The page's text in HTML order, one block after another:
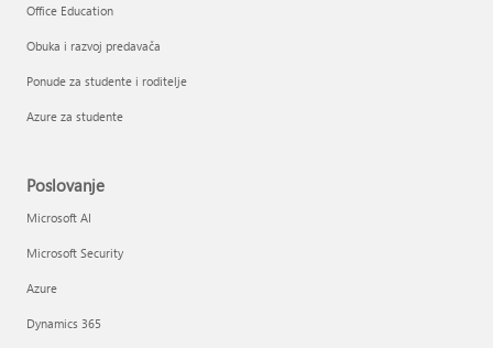
Office Education
Obuka i razvoj predavača
Ponude za studente i roditelje
Azure za studente
Poslovanje
Microsoft AI
Microsoft Security
Azure
Dynamics 365